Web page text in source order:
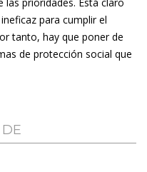
para cumplir el
tanto, hay que poner de
de protección social que